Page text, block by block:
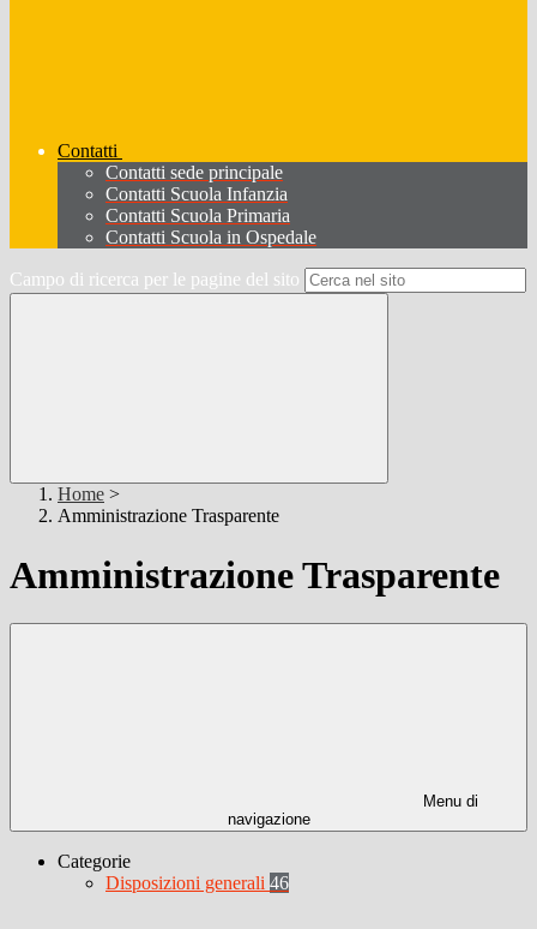
Contatti
Contatti sede principale
Contatti Scuola Infanzia
Contatti Scuola Primaria
Contatti Scuola in Ospedale
Campo di ricerca per le pagine del sito
Home >
Amministrazione Trasparente
Amministrazione Trasparente
Menu di
navigazione
Categorie
Disposizioni generali 46